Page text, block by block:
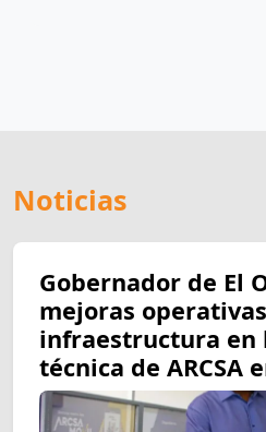
Noticias
Gobernador de El
mejoras
infraestructura en
técnica de ARCSA